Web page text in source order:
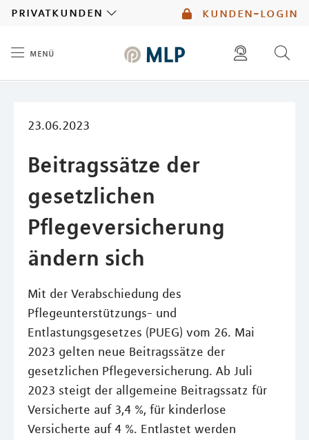
kunden-login
privatkunden
menü
23.06.2023
Beitragssätze der
gesetzlichen
Pflegeversicherung
ändern sich
Mit der Verabschiedung des
Pflegeunterstützungs- und
Entlastungsgesetzes (PUEG) vom 26. Mai
2023 gelten neue Beitragssätze der
gesetzlichen Pflegeversicherung. Ab Juli
2023 steigt der allgemeine Beitragssatz für
Versicherte auf 3,4 %, für kinderlose
Versicherte auf 4 %. Entlastet werden